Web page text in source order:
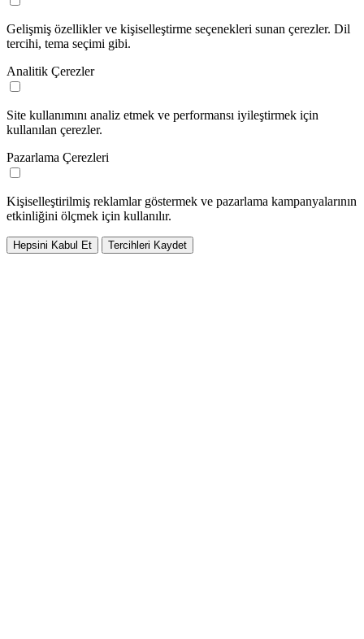
Gelişmiş özellikler ve kişiselleştirme seçenekleri sunan çerezler. Dil
tercihi, tema seçimi gibi.
Analitik Çerezler
Site kullanımını analiz etmek ve performansı iyileştirmek için
kullanılan çerezler.
Pazarlama Çerezleri
Kişiselleştirilmiş reklamlar göstermek ve pazarlama kampanyalarının
etkinliğini ölçmek için kullanılır.
Hepsini Kabul Et Tercihleri Kaydet